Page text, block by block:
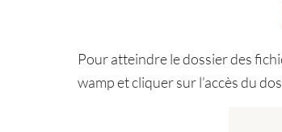
Pour atteindre le dossier des
wamp et cliquer sur l’accès du